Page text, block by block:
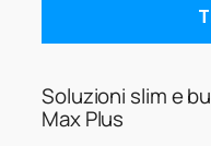
Soluzioni slim e
Max Plus